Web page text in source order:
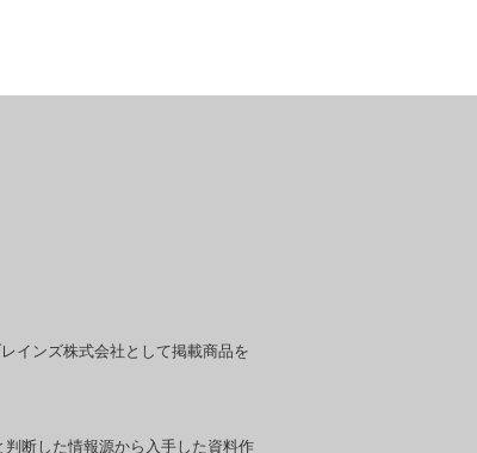
インズ株式会社として掲載商品を
断した情報源から入手した資料作